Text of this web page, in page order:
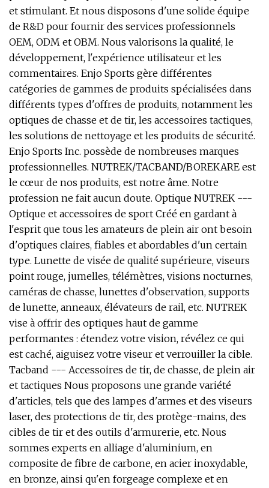
et stimulant. Et nous disposons d'une solide équipe
de R&D pour fournir des services professionnels
OEM, ODM et OBM. Nous valorisons la qualité, le
développement, l'expérience utilisateur et les
commentaires. Enjo Sports gère différentes
catégories de gammes de produits spécialisées dans
différents types d'offres de produits, notamment les
optiques de chasse et de tir, les accessoires tactiques,
les solutions de nettoyage et les produits de sécurité.
Enjo Sports Inc. possède de nombreuses marques
professionnelles. NUTREK/TACBAND/BOREKARE est
le cœur de nos produits, est notre âme. Notre
profession ne fait aucun doute. Optique NUTREK ---
Optique et accessoires de sport Créé en gardant à
l'esprit que tous les amateurs de plein air ont besoin
d'optiques claires, fiables et abordables d'un certain
type. Lunette de visée de qualité supérieure, viseurs
point rouge, jumelles, télémètres, visions nocturnes,
caméras de chasse, lunettes d'observation, supports
de lunette, anneaux, élévateurs de rail, etc. NUTREK
vise à offrir des optiques haut de gamme
performantes : étendez votre vision, révélez ce qui
est caché, aiguisez votre viseur et verrouiller la cible.
Tacband --- Accessoires de tir, de chasse, de plein air
et tactiques Nous proposons une grande variété
d'articles, tels que des lampes d'armes et des viseurs
laser, des protections de tir, des protège-mains, des
cibles de tir et des outils d'armurerie, etc. Nous
sommes experts en alliage d'aluminium, en
composite de fibre de carbone, en acier inoxydable,
en bronze, ainsi qu'en forgeage complexe et en